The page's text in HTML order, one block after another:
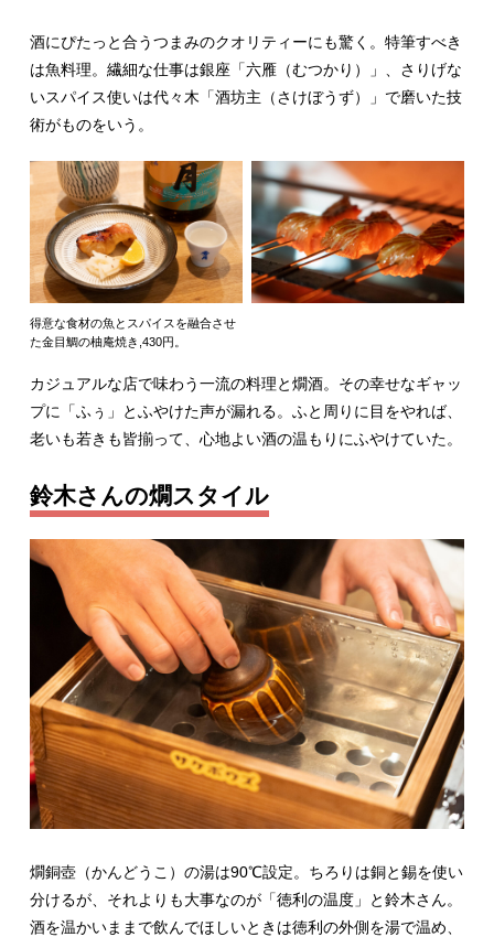
酒にぴたっと合うつまみのクオリティーにも驚く。特筆すべき
は魚料理。繊細な仕事は銀座「六雁（むつかり）」、さりげな
いスパイス使いは代々木「酒坊主（さけぼうず）」で磨いた技
術がものをいう。
得意な食材の魚とスパイスを融合させ
た金目鯛の柚庵焼き,430円。
カジュアルな店で味わう一流の料理と燗酒。その幸せなギャッ
プに「ふぅ」とふやけた声が漏れる。ふと周りに目をやれば、
老いも若きも皆揃って、心地よい酒の温もりにふやけていた。
鈴木さんの燗スタイル
燗銅壺（かんどうこ）の湯は90℃設定。ちろりは銅と錫を使い
分けるが、それよりも大事なのが「徳利の温度」と鈴木さん。
酒を温かいままで飲んでほしいときは徳利の外側を湯で温め、